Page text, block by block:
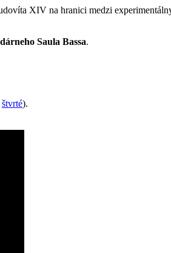
XIV na hranici medzi
Saula Bassa.
štvrté).